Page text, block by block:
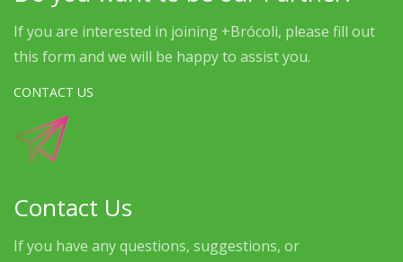
If you are interested in joining +Brócoli, please fill out
this form and we will be happy to assist you.
CONTACT US
Contact Us
If you have any questions, suggestions, or